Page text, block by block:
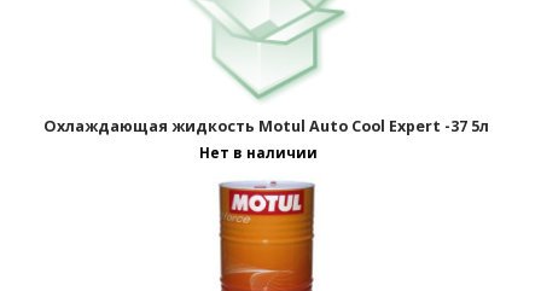
Охлаждающая жидкость Motul Auto Cool Expert -37 5л
Нет в наличии